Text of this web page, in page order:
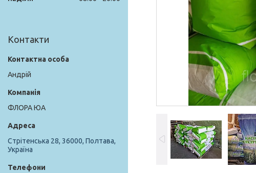
Контакти
Андрій
ФЛОРА ЮА
Стрітенська 28, 36000, Полтава,
Україна